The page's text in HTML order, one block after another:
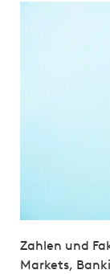
Zahlen und
Markets,